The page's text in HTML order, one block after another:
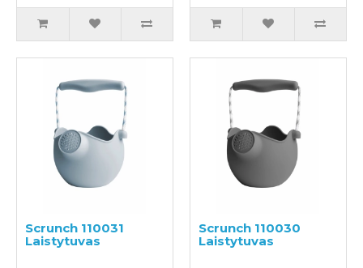
Scrunch 110031
Laistytuvas
Scrunch 110030
Laistytuvas